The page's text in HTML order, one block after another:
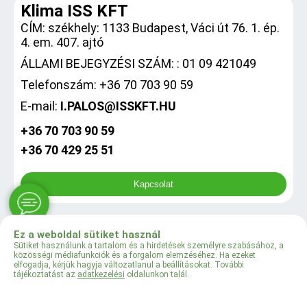
Ez a weboldal sütiket használ
Sütiket használunk a tartalom és a hirdetések személyre szabásához, a
közösségi médiafunkciók és a forgalom elemzéséhez. Ha ezeket
elfogadja, kérjük hagyja változatlanul a beállításokat. További
tájékoztatást az adatkezelési oldalunkon talál.
Klima ISS KFT
CÍM: székhely: 1133 Budapest, Váci út 76. 1. ép.
4. em. 407. ajtó
ÁLLAMI BEJEGYZÉSI SZÁM: : 01 09 421049
Telefonszám: +36 70 703 90 59
E-mail: I.PALOS@ISSKFT.HU
+36 70 703 90 59
+36 70 429 25 51
Kapcsolat
© 2024 Klima ISS KFT